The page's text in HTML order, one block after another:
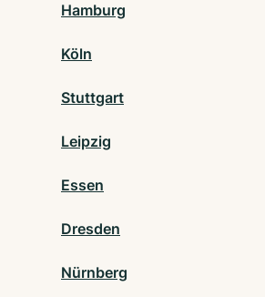
Hamburg
Köln
Stuttgart
Leipzig
Essen
Dresden
Nürnberg